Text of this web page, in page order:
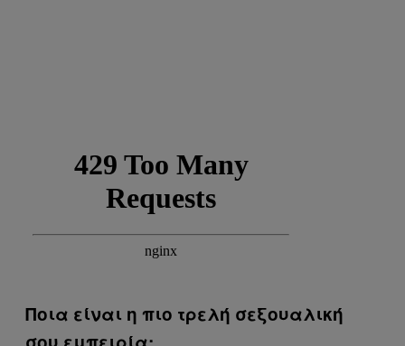
Ποια είναι η πιο τρελή σεξουαλική